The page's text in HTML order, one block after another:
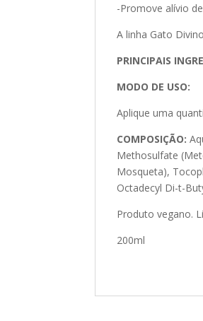
-Promove alívio
A linha Gato
PRINCIPAIS
MODO DE USO:
Aplique uma
COMPOSIÇÃO:
Methosulfate
Mosqueta),
Octadecyl Di-t-
Produto vegano.
200ml